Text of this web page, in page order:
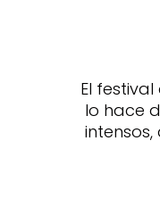
El
lo hace